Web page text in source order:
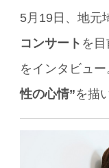
5月19日、地元
コンサート を
をインタビュ
性の心情”を描